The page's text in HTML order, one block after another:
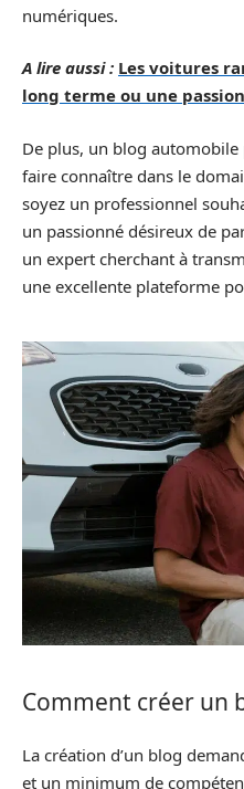
numériques.
A lire aussi : Les voitures
long terme ou une
De plus, un blog
faire connaître dans le
soyez un professionnel
un passionné désireux de
un expert cherchant à
une excellente plateforme
Comment créer un
La création d’un blog
et un minimum de